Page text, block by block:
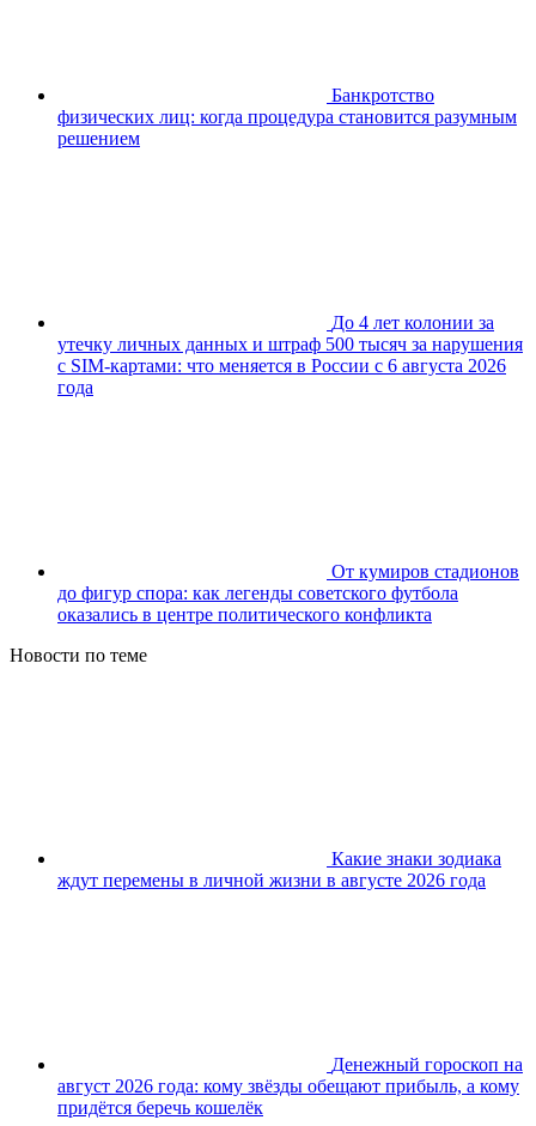
Банкротство
физических лиц: когда процедура становится разумным
решением
До 4 лет колонии за
утечку личных данных и штраф 500 тысяч за нарушения
с SIM-картами: что меняется в России с 6 августа 2026
года
От кумиров стадионов
до фигур спора: как легенды советского футбола
оказались в центре политического конфликта
Новости по теме
Какие знаки зодиака
ждут перемены в личной жизни в августе 2026 года
Денежный гороскоп на
август 2026 года: кому звёзды обещают прибыль, а кому
придётся беречь кошелёк